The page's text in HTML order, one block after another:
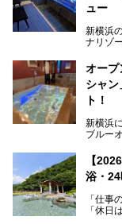
ュー
新横浜
ナリゾ
す。サ
ペース
常の疲
は必見
オープ
シャ
ト！
新横浜
ブルー
的な“
今回は
を見学
【
浴・
「仕事
「休日